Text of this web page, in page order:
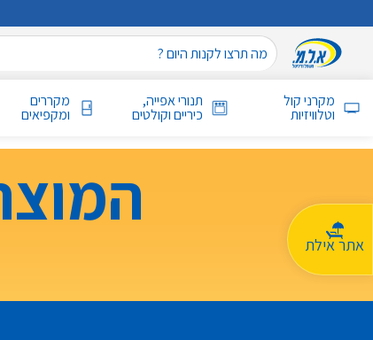
אתר אילת
מקרני קול
וטלוויזיות
תנורי אפייה,
כיריים וקולטים
מקררים
ומקפיאים